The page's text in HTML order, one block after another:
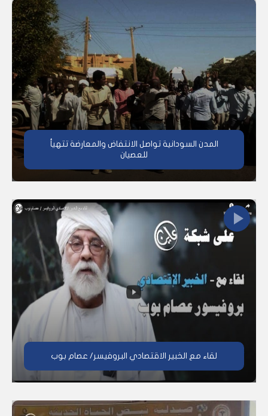
المدن السودانية تواصل الانتفاض والمعارضة تتهيأ
للعصيان
لقاء مع الخبير الاقتصادي البروفيسر/ عصام بوب